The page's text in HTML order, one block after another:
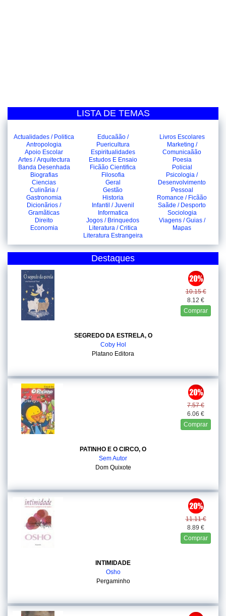
LISTA DE TEMAS
Actualidades / Politica
Antropologia
Apoio Escolar
Artes / Arquitectura
Banda Desenhada
Biografias
Ciencias
Culinãria /
Gastronomia
Dicionãrios /
Gramãticas
Direito
Economia
Educaãão /
Puericultura
Espiritualidades
Estudos E Ensaio
Ficãão Cientifica
Filosofia
Geral
Gestão
Historia
Infantil / Juvenil
Informatica
Jogos / Brinquedos
Literatura / Critica
Literatura Estrangeira
Livros Escolares
Marketing /
Comunicaãão
Poesia
Policial
Psicologia /
Desenvolvimento
Pessoal
Romance / Ficãão
Saãde / Desporto
Sociologia
Viagens / Guias /
Mapas
Destaques
10.15 €
8.12 €
Comprar
SEGREDO DA ESTRELA, O
Coby Hol
Platano Editora
7.57 €
6.06 €
Comprar
PATINHO E O CIRCO, O
Sem Autor
Dom Quixote
11.11 €
8.89 €
Comprar
INTIMIDADE
Osho
Pergaminho